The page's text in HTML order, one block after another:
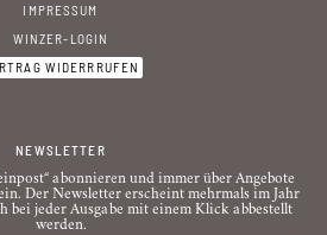
IMPRESSUM
WINZER-LOGIN
WIDERRRUFEN
NEWSLETTER
abonnieren und immer über Angebote
Der Newsletter erscheint mehrmals im Jahr
bei jeder Ausgabe mit einem Klick abbestellt
werden.